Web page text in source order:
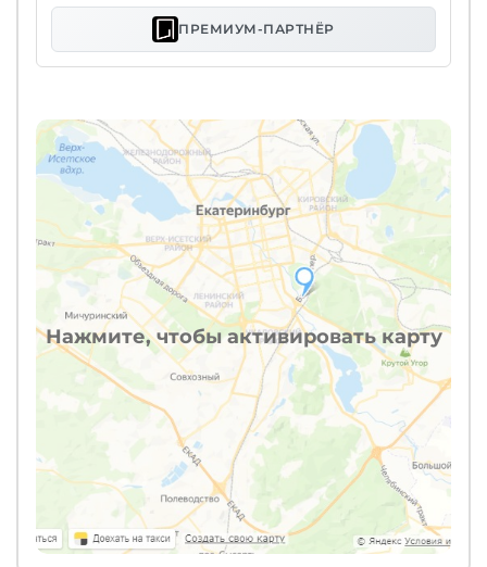
Нажмите, чтобы активировать карту
ПРЕМИУМ-ПАРТНЁР